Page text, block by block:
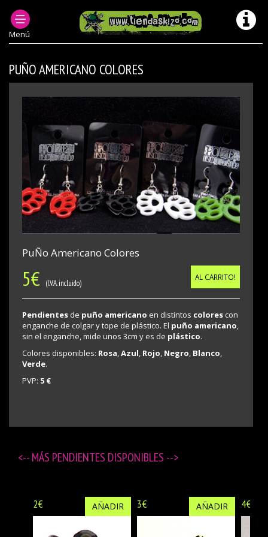
Menú
ACCESORIOS PUNK PENDIENTES PUNK
PUÑO AMERICANO COLORES
PuÑo Americano Colores
5€ (I.V.A. incluido)
AL CARRITO!
Pendientes de puño americano en distintos colores con
enganche de colgar y tope de plástico. El puño americano,
sin el enganche, mide unos 3cm y es de plástico.
Colores disponibles: Rosa,Azul, Rojo, Negro, Blanco,
Verde.
PVP: 5 €
<-- MÁS PENDIENTES DISPONIBLES -->
2€ AÑADIR 3€ AÑADIR 4€